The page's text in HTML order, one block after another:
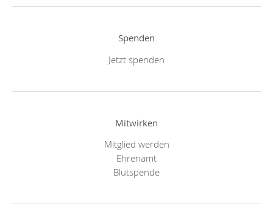
Spenden
Jetzt spenden
Mitwirken
Mitglied werden
Ehrenamt
Blutspende